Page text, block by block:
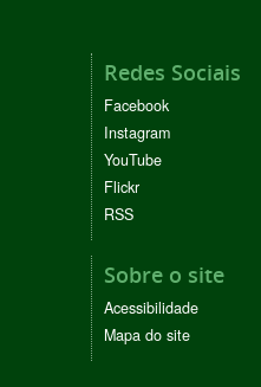
Redes Sociais
Facebook
Instagram
YouTube
Flickr
RSS
Sobre o site
Acessibilidade
Mapa do site